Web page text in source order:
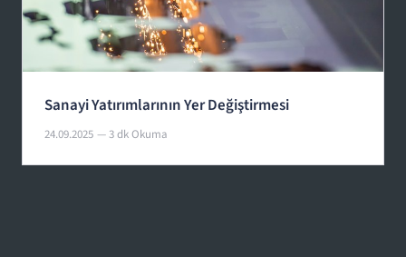
Sanayi Yatırımlarının Yer Değiştirmesi
24.09.2025 — 3 dk Okuma